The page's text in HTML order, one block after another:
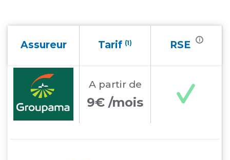
Assureur Tarif (1) RSE i
A partir de
9€ /mois